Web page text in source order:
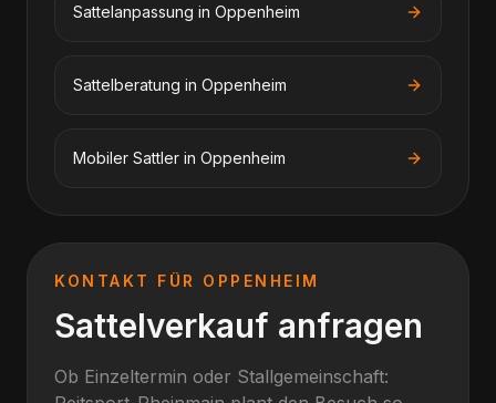
Sattelanpassung in Oppenheim
Sattelberatung in Oppenheim
Mobiler Sattler in Oppenheim
KONTAKT FÜR OPPENHEIM
Sattelverkauf anfragen
Ob Einzeltermin oder Stallgemeinschaft: